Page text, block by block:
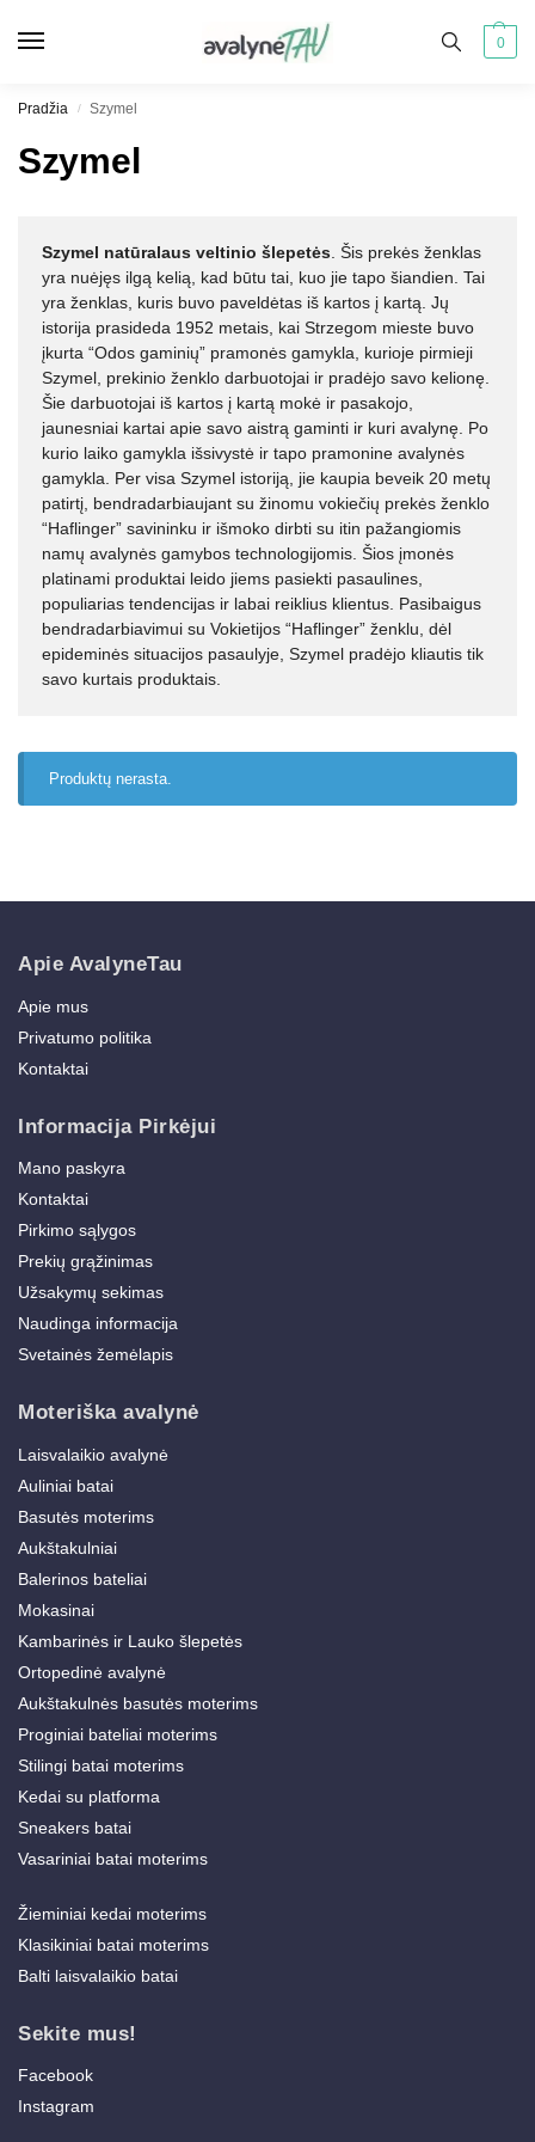
0
Pradžia / Szymel
Szymel
Szymel natūralaus veltinio šlepetės . Šis prekės ženklas
yra nuėjęs ilgą kelią, kad būtu tai, kuo jie tapo šiandien. Tai
yra ženklas, kuris buvo paveldėtas iš kartos į kartą. Jų
istorija prasideda 1952 metais, kai Strzegom mieste buvo
įkurta “Odos gaminių” pramonės gamykla, kurioje pirmieji
Szymel, prekinio ženklo darbuotojai ir pradėjo savo kelionę.
Šie darbuotojai iš kartos į kartą mokė ir pasakojo,
jaunesniai kartai apie savo aistrą gaminti ir kuri avalynę. Po
kurio laiko gamykla išsivystė ir tapo pramonine avalynės
gamykla. Per visa Szymel istoriją, jie kaupia beveik 20 metų
patirtį, bendradarbiaujant su žinomu vokiečių prekės ženklo
“Haflinger” savininku ir išmoko dirbti su itin pažangiomis
namų avalynės gamybos technologijomis. Šios įmonės
platinami produktai leido jiems pasiekti pasaulines,
populiarias tendencijas ir labai reiklius klientus. Pasibaigus
bendradarbiavimui su Vokietijos “Haflinger” ženklu, dėl
epideminės situacijos pasaulyje, Szymel pradėjo kliautis tik
savo kurtais produktais.
Produktų nerasta.
Apie AvalyneTau
Apie mus
Privatumo politika
Kontaktai
Informacija Pirkėjui
Mano paskyra
Kontaktai
Pirkimo sąlygos
Prekių grąžinimas
Užsakymų sekimas
Naudinga informacija
Svetainės žemėlapis
Moteriška avalynė
Laisvalaikio avalynė
Auliniai batai
Basutės moterims
Aukštakulniai
Balerinos bateliai
Mokasinai
Kambarinės ir Lauko šlepetės
Ortopedinė avalynė
Aukštakulnės basutės moterims
Proginiai bateliai moterims
Stilingi batai moterims
Kedai su platforma
Sneakers batai
Vasariniai batai moterims
Žieminiai kedai moterims
Klasikiniai batai moterims
Balti laisvalaikio batai
Sekite mus!
Facebook
Instagram